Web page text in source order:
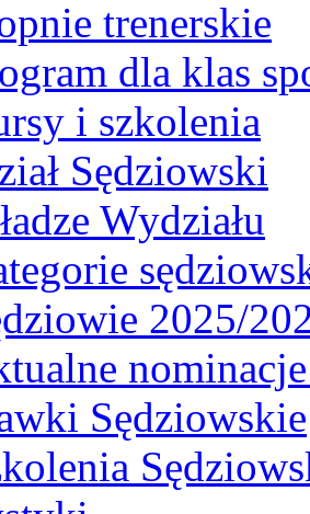
trenerskie
dla klas
i szkolenia
Sędziowski
Wydziału
2025/
Sędziowskie